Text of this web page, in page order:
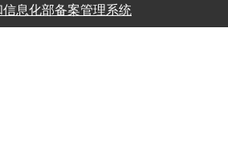
息化部备案管理系统